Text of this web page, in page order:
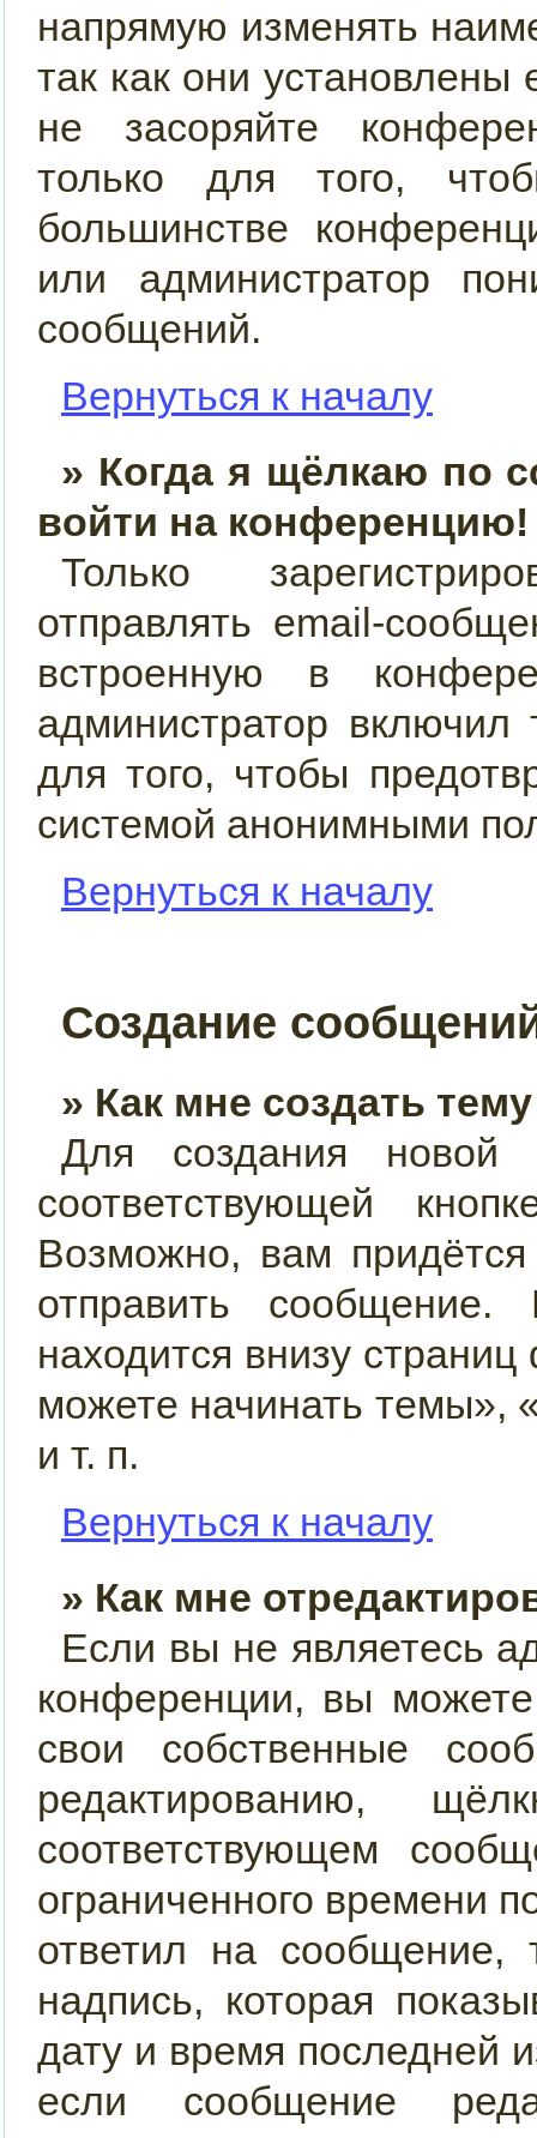
напрямую изменять
так как они
не засоряйте
только для того,
большинстве
или администратор
сообщений.
Вернуться к началу
» Когда я щёлкаю по
войти на конференцию!
Только
отправлять email-
встроенную в
администратор
для того, чтобы
системой анонимными
Вернуться к началу
Создание
» Как мне создать
Для создания
соответствующей
Возможно, вам придётся
отправить
находится внизу
можете начинать темы»,
и т. п.
Вернуться к началу
» Как мне
Если вы не являетесь
конференции, вы можете
свои собственные
редактированию,
соответствующем
ограниченного времени
ответил на сообщение,
надпись, которая
дату и время последней
если сообщение